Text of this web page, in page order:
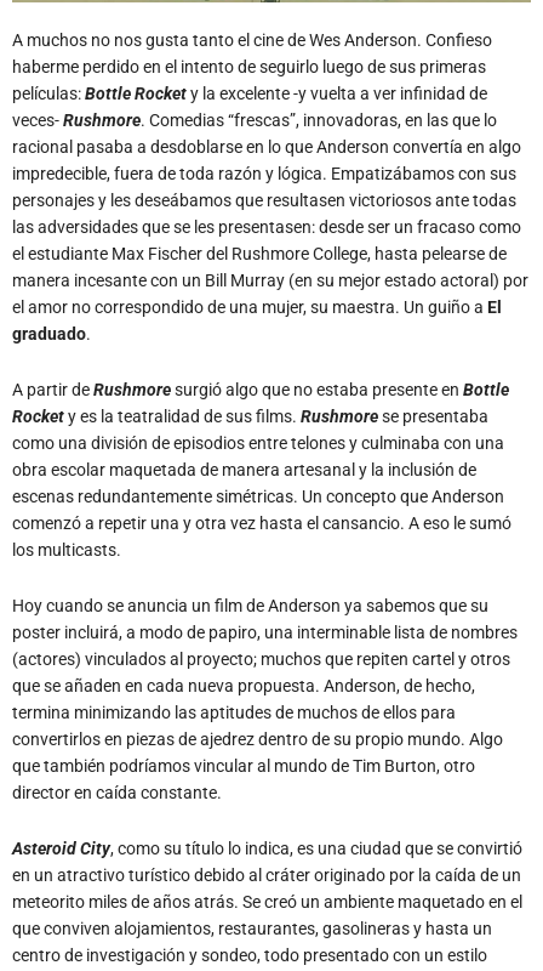
A muchos no nos gusta tanto el cine de Wes Anderson. Confieso
haberme perdido en el intento de seguirlo luego de sus primeras
películas:Bottle Rockety la excelente -y vuelta a ver infinidad de
veces-Rushmore. Comedias “frescas”, innovadoras, en las que lo
racional pasaba a desdoblarse en lo que Anderson convertía en algo
impredecible, fuera de toda razón y lógica. Empatizábamos con sus
personajes y les deseábamos que resultasen victoriosos ante todas
las adversidades que se les presentasen: desde ser un fracaso como
el estudiante Max Fischer del Rushmore College, hasta pelearse de
manera incesante con un Bill Murray (en su mejor estado actoral) por
el amor no correspondido de una mujer, su maestra. Un guiño a El
graduado.
A partir deRushmoresurgió algo que no estaba presente en Bottle
Rockety es la teatralidad de sus films. Rushmorese presentaba
como una división de episodios entre telones y culminaba con una
obra escolar maquetada de manera artesanal y la inclusión de
escenas redundantemente simétricas. Un concepto que Anderson
comenzó a repetir una y otra vez hasta el cansancio. A eso le sumó
los multicasts.
Hoy cuando se anuncia un film de Anderson ya sabemos que su
poster incluirá, a modo de papiro, una interminable lista de nombres
(actores) vinculados al proyecto; muchos que repiten cartel y otros
que se añaden en cada nueva propuesta. Anderson, de hecho,
termina minimizando las aptitudes de muchos de ellos para
convertirlos en piezas de ajedrez dentro de su propio mundo. Algo
que también podríamos vincular al mundo de Tim Burton, otro
director en caída constante.
Asteroid City, como su título lo indica, es una ciudad que se convirtió
en un atractivo turístico debido al cráter originado por la caída de un
meteorito miles de años atrás. Se creó un ambiente maquetado en el
que conviven alojamientos, restaurantes, gasolineras y hasta un
centro de investigación y sondeo, todo presentado con un estilo